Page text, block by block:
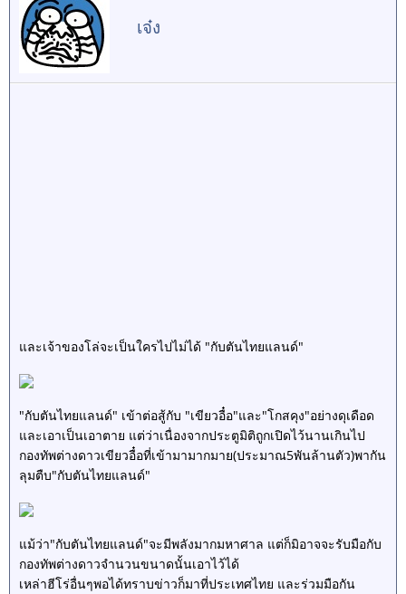
เจ๋ง
และเจ้าของโล่จะเป็นใครไปไม่ได้ "กับตันไทยแลนด์"
"กับตันไทยแลนด์" เข้าต่อสู้กับ "เขียวอื๋อ"และ"โกสคุง"อย่างดุเดือด
และเอาเป็นเอาตาย แต่ว่าเนื่องจากประตูมิติถูกเปิดไว้นานเกินไป
กองทัพต่างดาวเขียวอื๋อที่เข้ามามากมาย(ประมาณ5พันล้านตัว)พากัน
ลุมตืบ"กับตันไทยแลนด์"
แม้ว่า"กับตันไทยแลนด์"จะมีพลังมากมหาศาล แต่ก็มิอาจจะรับมือกับ
กองทัพต่างดาวจำนวนขนาดนั้นเอาไว้ได้
เหล่าฮีโร่อื่นๆพอได้ทราบข่าวก็มาที่ประเทศไทย และร่วมมือกัน